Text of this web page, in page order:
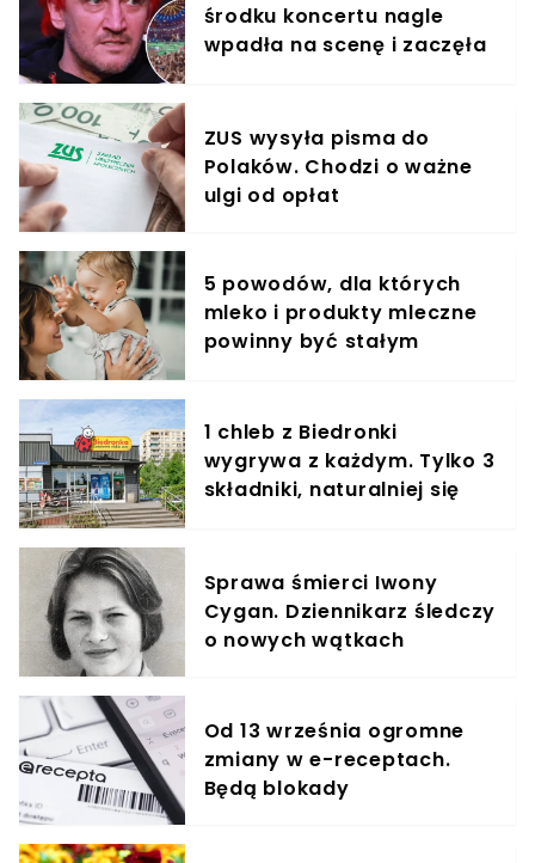
środku koncertu nagle
wpadła na scenę i zaczęła
ZUS wysyła pisma do
Polaków. Chodzi o ważne
ulgi od opłat
5 powodów, dla których
mleko i produkty mleczne
powinny być stałym
1 chleb z Biedronki
wygrywa z każdym. Tylko 3
składniki, naturalniej się
Sprawa śmierci Iwony
Cygan. Dziennikarz śledczy
o nowych wątkach
Od 13 września ogromne
zmiany w e-receptach.
Będą blokady